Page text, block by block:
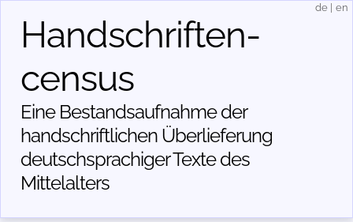
Handschriften­
census
Eine Bestandsaufnahme der
handschriftlichen Über­lieferung
deutschsprachiger Texte des
Mittelalters
de en